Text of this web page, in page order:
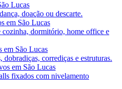
Lucas
doação ou descarte.
em São Lucas
cozinha, dormitório, home office e
em São Lucas
dobradiças, corrediças e estruturas.
em São Lucas
fixados com nivelamento